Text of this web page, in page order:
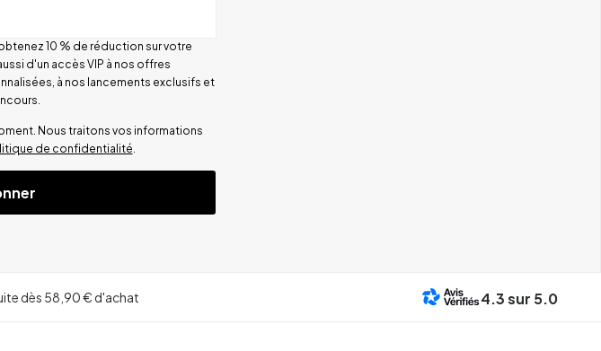
10 % de réduction sur votre
d'un accès VIP à nos offres
à nos lancements exclusifs et
Nous traitons vos informations
de confidentialité
dès 58,90 € d'achat 4.3sur 5.0